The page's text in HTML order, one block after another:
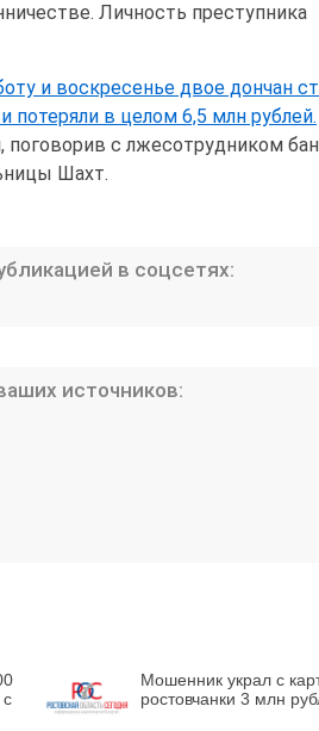
Личность преступника
и воскресенье двое дончан
в целом 6,5 млн рублей.
поговорив с лжесотрудником
Шахт.
в соцсетях:
источников:
с
Мошенник украл с
ростовчанки 3 млн